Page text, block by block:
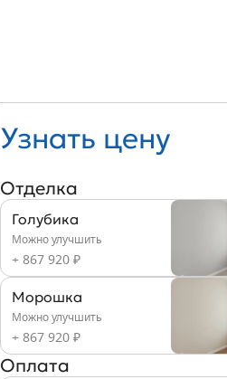
Узнать цену
Отделка
Голубика
Можно улучшить
+ 867 920 ₽
Морошка
Можно улучшить
+ 867 920 ₽
Оплата